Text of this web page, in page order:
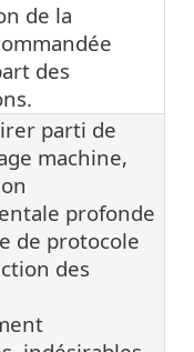
de la
des
parti de
machine,
profonde
de protocole
des